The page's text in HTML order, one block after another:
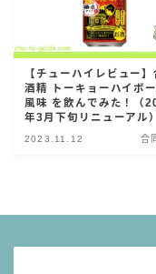
ほろよい
BAR Pomum
角ハイボール
トリスハイボ
ジムビームハ
【チューハイレビュー】
酒精 トーキョーハイボ
風味 を飲んでみた！（
年3月下旬リニューアル）
2023.11.12 合